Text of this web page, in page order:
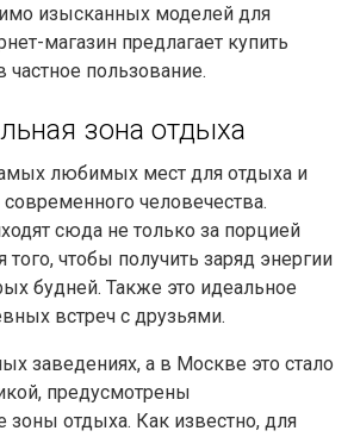
изысканных моделей для
магазин предлагает купить
пользование.
зона отдыха
любимых мест для отдыха и
человечества.
сюда не только за порцией
того, чтобы получить заряд энергии
будней. Также это идеальное
встреч с друзьями.
заведениях, а в Москве это стало
предусмотрены
отдыха. Как известно, для